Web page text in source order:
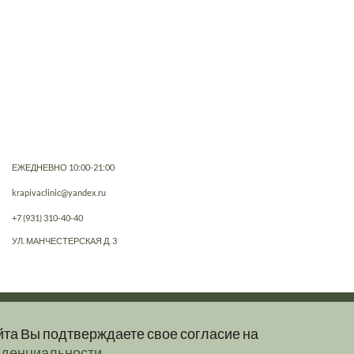
Вы подтверждаете свое согласие на
ЕЖЕДНЕВНО 10:00-21:00
krapivaclinic@yandex.ru
+7 (931) 310-40-40
УЛ. МАНЧЕСТЕРСКАЯ Д. 3
не являются публичной офертой.